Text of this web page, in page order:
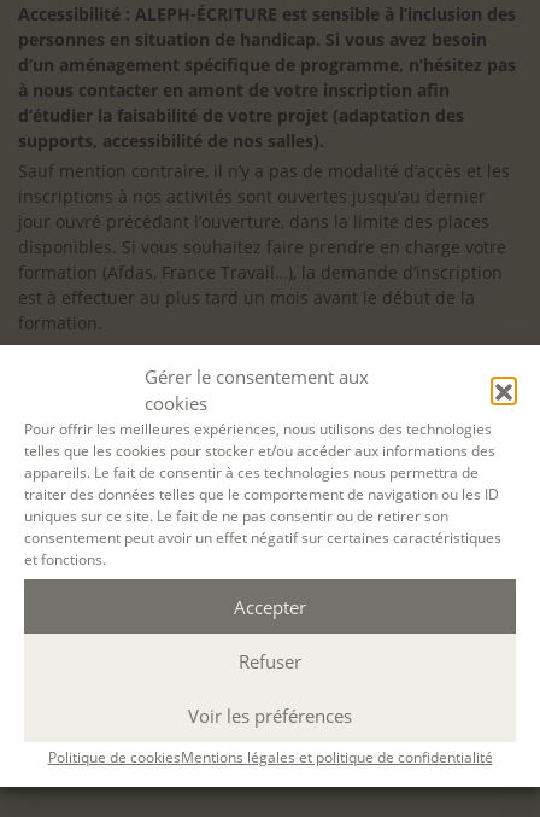
Gérer le consentement aux
cookies
Pour offrir les meilleures expériences, nous utilisons des technologies
telles que les cookies pour stocker et/ou accéder aux informations des
appareils. Le fait de consentir à ces technologies nous permettra de
traiter des données telles que le comportement de navigation ou les ID
uniques sur ce site. Le fait de ne pas consentir ou de retirer son
consentement peut avoir un effet négatif sur certaines caractéristiques
et fonctions.
Accepter
Refuser
Voir les préférences
Politique de cookiesMentions légales et politique de confidentialité
Accessibilité : ALEPH-ÉCRITURE est sensible à l’inclusion des
personnes en situation de handicap. Si vous avez besoin
d’un aménagement spécifique de programme, n’hésitez pas
à nous contacter en amont de votre inscription afin
d’étudier la faisabilité de votre projet (adaptation des
supports, accessibilité de nos salles).
Sauf mention contraire, il n’y a pas de modalité d’accès et les
inscriptions à nos activités sont ouvertes jusqu’au dernier
jour ouvré précédant l’ouverture, dans la limite des places
disponibles. Si vous souhaitez faire prendre en charge votre
formation (Afdas, France Travail…), la demande d’inscription
est à effectuer au plus tard un mois avant le début de la
formation.
NOS ATELIERS
L’école d’écriture
La fabrique du manuscrit
Les stages pour artistes-auteurs
Se former à la biographie
Se former à l’animation
NOS SERVICES
Écrire en résidence
Écrire en ligne